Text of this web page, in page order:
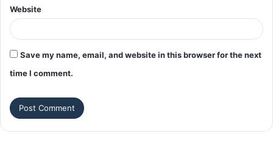
Website
Save my name, email, and website in this browser for the next
time I comment.